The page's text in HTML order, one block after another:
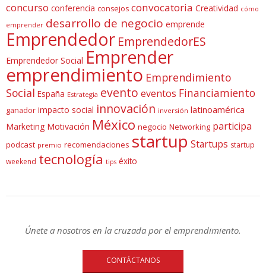
concurso conferencia consejos convocatoria Creatividad cómo
emprender desarrollo de negocio emprende
Emprendedor EmprendedorES
Emprendedor Social Emprender
emprendimiento Emprendimiento
Social España Estrategia evento eventos Financiamiento
ganador impacto social innovación inversión latinoamérica
Marketing Motivación México negocio Networking participa
podcast premio recomendaciones startup Startups startup
weekend tecnología tips éxito
Únete a nosotros en la cruzada por el emprendimiento.
CONTÁCTANOS